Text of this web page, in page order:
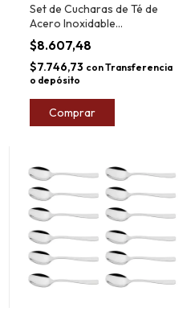
Set de Cucharas de Té de
Acero Inoxidable
Tramontina Dynamic x6
$8.607,48
$7.746,73 conTransferencia
o depósito
Comprar